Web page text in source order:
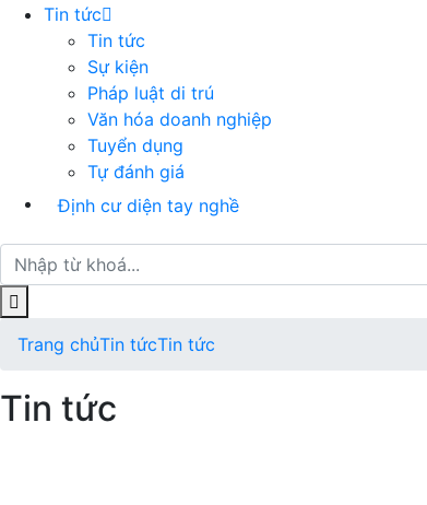
Tin tức
Tin tức
Sự kiện
Pháp luật di trú
Văn hóa doanh nghiệp
Tuyển dụng
Tự đánh giá
Định cư diện tay nghề
Trang chủTin tứcTin tức
Tin tức